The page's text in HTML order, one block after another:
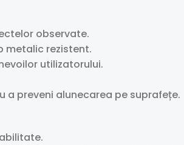
observate.
metalic rezistent.
utilizatorului.
preveni alunecarea pe suprafețe.